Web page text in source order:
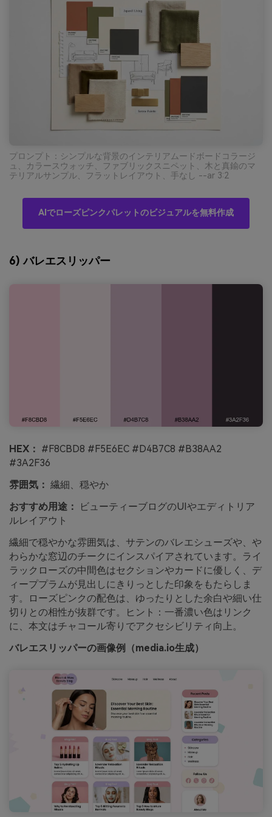
プロンプト：シンプルな背景のインテリアムードボードコラージ
ュ、カラースウォッチ、ファブリックスニペット、木と真鍮のマ
テリアルサンプル、フラットレイアウト、手なし --ar 3:2
AIでローズピンクパレットのビジュアルを無料作成
6) バレエスリッパー
HEX： #F8CBD8 #F5E6EC #D4B7C8 #B38AA2
#3A2F36
雰囲気： 繊細、穏やか
おすすめ用途：
ビューティーブログのUIやエディトリア
ルレイアウト
繊細で穏やかな雰囲気は、サテンのバレエシューズや、や
わらかな窓辺のチークにインスパイアされています。ライ
ラックローズの中間色はセクションやカードに優しく、デ
ィーププラムが見出しにきりっとした印象をもたらしま
す。ローズピンクの配色は、ゆったりとした余白や細い仕
切りとの相性が抜群です。ヒント：一番濃い色はリンク
に、本文はチャコール寄りでアクセシビリティ向上。
バレエスリッパーの画像例（media.io生成）